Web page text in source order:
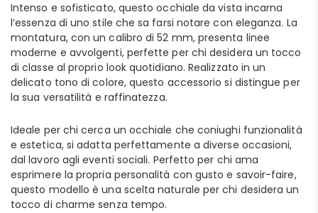
Intenso e sofisticato, questo occhiale da vista incarna
l’essenza di uno stile che sa farsi notare con eleganza. La
montatura, con un calibro di 52 mm, presenta linee
moderne e avvolgenti, perfette per chi desidera un tocco
di classe al proprio look quotidiano. Realizzato in un
delicato tono di colore, questo accessorio si distingue per
la sua versatilità e raffinatezza.
Ideale per chi cerca un occhiale che coniughi funzionalità
e estetica, si adatta perfettamente a diverse occasioni,
dal lavoro agli eventi sociali. Perfetto per chi ama
esprimere la propria personalità con gusto e savoir-faire,
questo modello è una scelta naturale per chi desidera un
tocco di charme senza tempo.